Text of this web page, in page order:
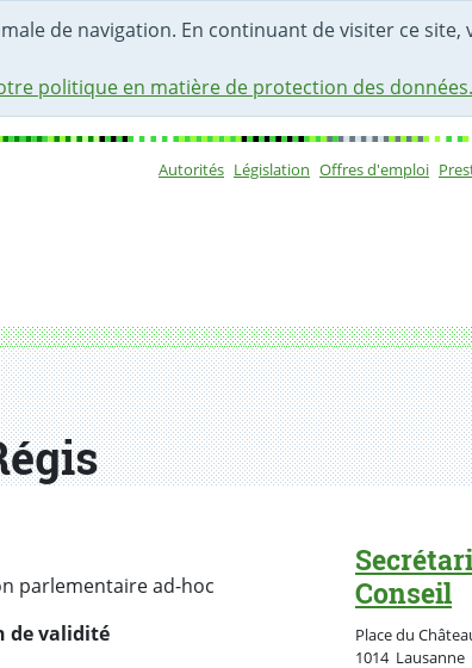
de navigation. En continuant de visiter ce
politique en matière de protection des données.
Autorités Législation Offres d'emploi
parlementaire ad-hoc
de validité
Conseil
Place du
1014 Lausanne